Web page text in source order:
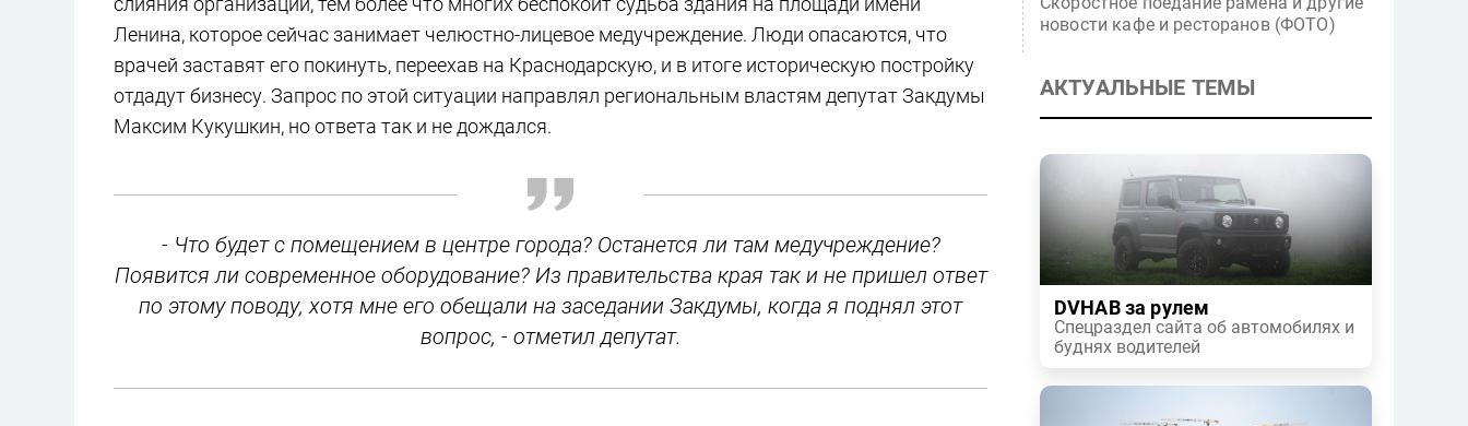
Ленина, которое сейчас занимает челюстно-лицевое медучреждение. Люди опасаются, что
врачей заставят его покинуть, переехав на Краснодарскую, и в итоге историческую постройку
отдадут бизнесу. Запрос по этой ситуации направлял региональным властям депутат Закдумы
Максим Кукушкин, но ответа так и не дождался.
- Что будет с помещением в центре города? Останется ли там медучреждение?
Появится ли современное оборудование? Из правительства края так и не пришел ответ
по этому поводу, хотя мне его обещали на заседании Закдумы, когда я поднял этот
вопрос, - отметил депутат.
новости кафе и ресторанов (ФОТО)
АКТУАЛЬНЫЕ ТЕМЫ
DVHAB за рулем
Спецраздел сайта об автомобилях и
буднях водителей